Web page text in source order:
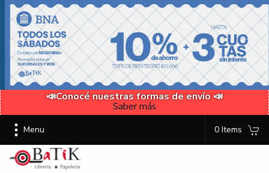
📣Conocé nuestras formas de envío 📣
Saber más
Menu 0 Items